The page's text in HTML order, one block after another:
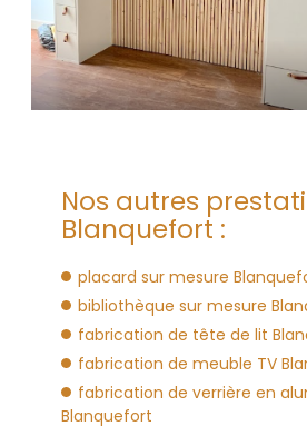
Nos autres
Blanquefort :
placard sur mesure
bibliothèque sur mesure
fabrication de tête de lit
fabrication de meuble TV
fabrication de verrière en
Blanquefort